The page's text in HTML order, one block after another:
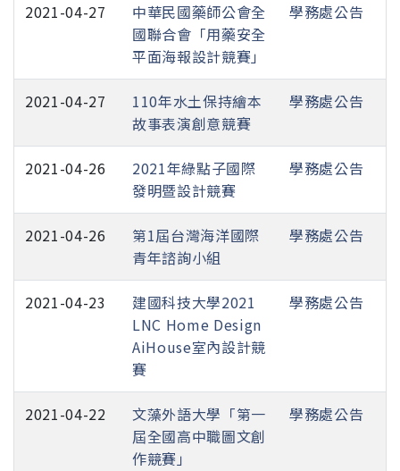
2021-04-27
中華民國藥師公會全
國聯合會「用藥安全
平面海報設計競賽」
學務處公告
2021-04-27
110年水土保持繪本
故事表演創意競賽
學務處公告
2021-04-26
2021年綠點子國際
發明暨設計競賽
學務處公告
2021-04-26
第1屆台灣海洋國際
青年諮詢小組
學務處公告
2021-04-23
建國科技大學2021
LNC Home Design
AiHouse室內設計競
賽
學務處公告
2021-04-22
文藻外語大學「第一
屆全國高中職圖文創
作競賽」
學務處公告